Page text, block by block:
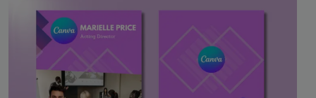
View Details